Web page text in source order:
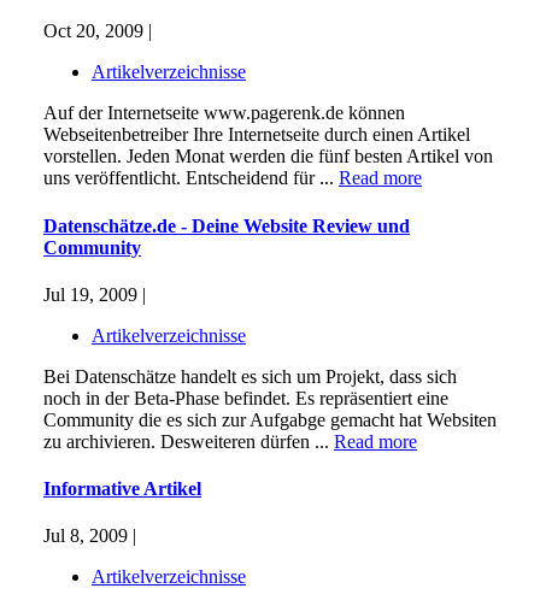
Oct 20, 2009 |
Artikelverzeichnisse
Auf der Internetseite www.pagerenk.de können
Webseitenbetreiber Ihre Internetseite durch einen Artikel
vorstellen. Jeden Monat werden die fünf besten Artikel von
uns veröffentlicht. Entscheidend für ... Read more
Datenschätze.de - Deine Website Review und
Community
Jul 19, 2009 |
Artikelverzeichnisse
Bei Datenschätze handelt es sich um Projekt, dass sich
noch in der Beta-Phase befindet. Es repräsentiert eine
Community die es sich zur Aufgabge gemacht hat Websiten
zu archivieren. Desweiteren dürfen ... Read more
Informative Artikel
Jul 8, 2009 |
Artikelverzeichnisse